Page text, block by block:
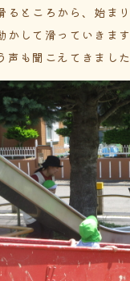
るところから、始ま
かして滑っていきます
声も聞こえてきました